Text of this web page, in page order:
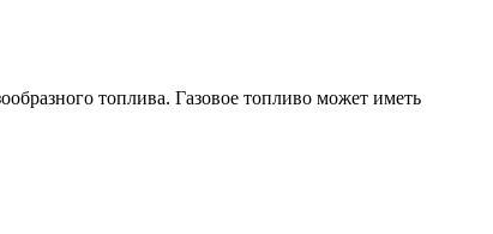
топлива. Газовое топливо может иметь